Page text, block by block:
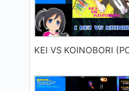
KEI VS KOINOBORI